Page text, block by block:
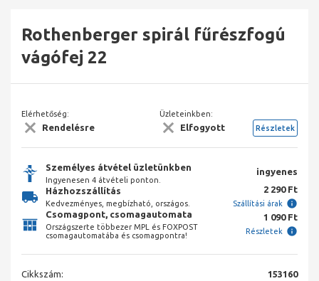
Rothenberger spirál fűrészfogú
vágófej 22
Elérhetőség:
Rendelésre
Üzleteinkben:
Elfogyott Részletek
Személyes átvétel üzletünkben
Ingyenesen 4 átvételi ponton.
ingyenes
Házhozszállítás
Kedvezményes, megbízható, országos.
2 290 Ft
Szállítási árak
Csomagpont, csomagautomata
Országszerte többezer MPL és FOXPOST
csomagautomatába és csomagpontra!
1 090 Ft
Részletek
Cikkszám:
153160